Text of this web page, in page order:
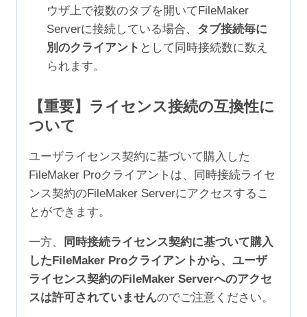
ウザ上で複数のタブを開いてFileMaker
Serverに接続している場合、 タブ接続毎に
別のクライアント として同時接続数に数え
られます。
【重要】ライセンス接続の互換性に
ついて
ユーザライセンス契約に基づいて購入した
FileMaker Proクライアントは、同時接続ライセ
ンス契約のFileMaker Serverにアクセスするこ
とができます。
一方、
同時接続ライセンス契約に基づいて購入
したFileMaker Proクライアントから、ユーザ
ライセンス契約のFileMaker Serverへのアクセ
スは許可されていませんのでご注意ください。